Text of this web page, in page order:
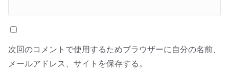
次回のコメントで使用するためブラウザーに自分の名前、
メールアドレス、サイトを保存する。